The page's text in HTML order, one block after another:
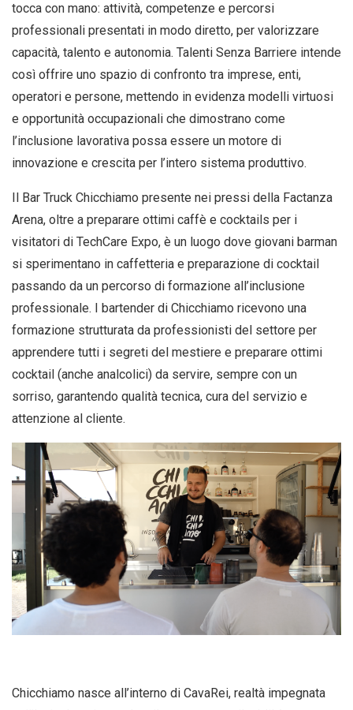
tocca con mano: attività, competenze e percorsi
professionali presentati in modo diretto, per valorizzare
capacità, talento e autonomia. Talenti Senza Barriere intende
così offrire uno spazio di confronto tra imprese, enti,
operatori e persone, mettendo in evidenza modelli virtuosi
e opportunità occupazionali che dimostrano come
l’inclusione lavorativa possa essere un motore di
innovazione e crescita per l’intero sistema produttivo.
Il Bar Truck Chicchiamo presente nei pressi della Factanza
Arena, oltre a preparare ottimi caffè e cocktails per i
visitatori di TechCare Expo, è un luogo dove giovani barman
si sperimentano in caffetteria e preparazione di cocktail
passando da un percorso di formazione all’inclusione
professionale. I bartender di Chicchiamo ricevono una
formazione strutturata da professionisti del settore per
apprendere tutti i segreti del mestiere e preparare ottimi
cocktail (anche analcolici) da servire, sempre con un
sorriso, garantendo qualità tecnica, cura del servizio e
attenzione al cliente.
Chicchiamo nasce all’interno di CavaRei, realtà impegnata